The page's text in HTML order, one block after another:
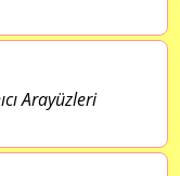
Arayüzleri